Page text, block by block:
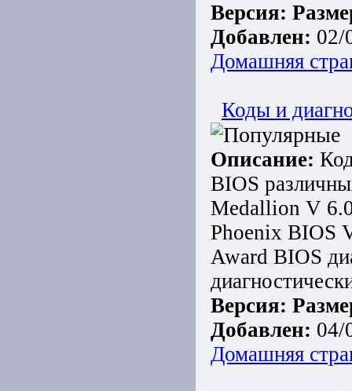
Версия:
Добавлен: 02/
Домашняя
Коды и
Описание:
BIOS
Medallion V
Phoenix BIOS
Award BIOS
Версия:
Добавлен: 04/
Домашняя